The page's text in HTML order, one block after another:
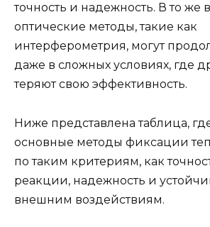
точность и надежность. В то же
оптические методы, такие как
интерферометрия, могут
даже в сложных условиях, где
теряют свою эффективность.
Ниже представлена таблица,
основные методы фиксации
по таким критериям, как
реакции, надежность и
внешним воздействиям.